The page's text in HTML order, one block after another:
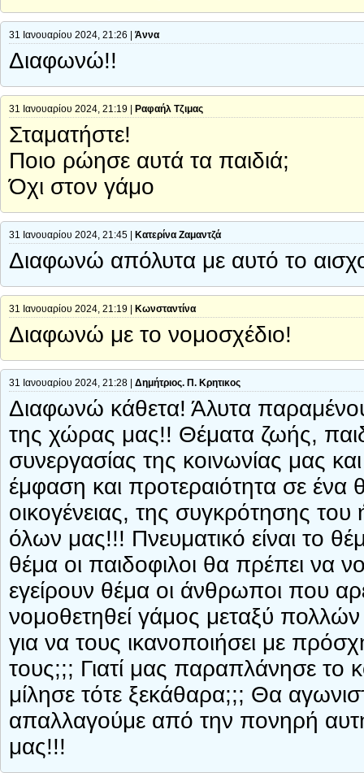
31 Ιανουαρίου 2024, 21:26 | Άννα
Διαφωνώ!!
31 Ιανουαρίου 2024, 21:19 | Ραφαήλ Τζιμας
Σταματήστε!
Ποιο ρώησε αυτά τα παιδιά;
Όχι στον γάμο
31 Ιανουαρίου 2024, 21:45 | Κατερίνα Ζαμαντζά
Διαφωνώ απόλυτα με αυτό το
31 Ιανουαρίου 2024, 21:19 | Κωνσταντίνα
Διαφωνώ με το νομοσχέδιο!
31 Ιανουαρίου 2024, 21:28 | Δημήτριος. Π. Κρητικος
Διαφωνώ κάθετα! Άλυτα
της χώρας μας!! Θέματα ζωής,
συνεργασίας της κοινωνίας μας
έμφαση και προτεραιότητα σε ένα
οικογένειας, της συγκρότησης
όλων μας!!! Πνευματικό είναι το
θέμα οι παιδοφιλοι θα πρέπει να
εγείρουν θέμα οι άνθρωποι που
νομοθετηθεί γάμος μεταξύ
για να τους ικανοποιήσει με
τους;;; Γιατί μας παραπλάνησε το
μίλησε τότε ξεκάθαρα;;; Θα
απαλλαγούμε από την πονηρή
μας!!!